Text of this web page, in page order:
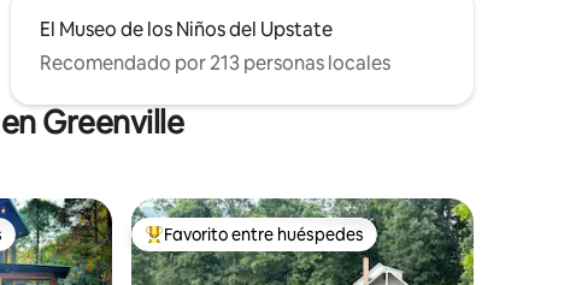
El Museo de los Niños del Upstate
Recomendado por 213 personas locales
Greenville
Favorito entre huéspedes preferido
Favorito entre huéspedes